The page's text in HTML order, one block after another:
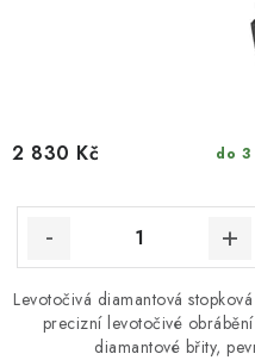
do 3
2 830 Kč
Levotočivá diamantová
precizní levotočivé
diamantové břity,